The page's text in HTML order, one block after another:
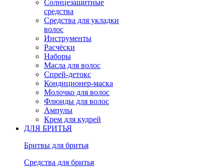
Солнцезащитные
средства
Средства для укладки
волос
Инструменты
Расчёски
Наборы
Масла для волос
Спрей-детокс
Кондиционер-маска
Молочко для волос
Флюиды для волос
Ампулы
Крем для кудрей
ДЛЯ БРИТЬЯ
Бритвы для бритья
Средства для бритья